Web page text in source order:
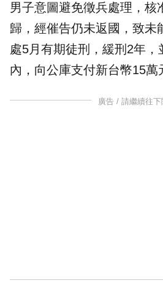
男子意圖避免徵兵處理，核
歸，經催告仍未返國，致未
處5月有期徒刑，緩刑2年，
內，向公庫支付新台幣15萬
廣告 / 請繼續往下